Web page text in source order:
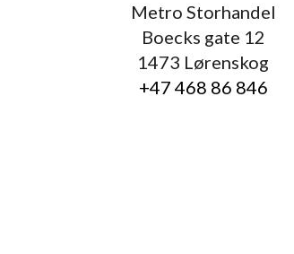
Metro Storhandel
Boecks gate 12
1473 Lørenskog
+47 468 86 846